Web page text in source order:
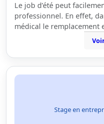
Le job d’été peut
professionnel. En effet,
médical le remplacement
Stage en